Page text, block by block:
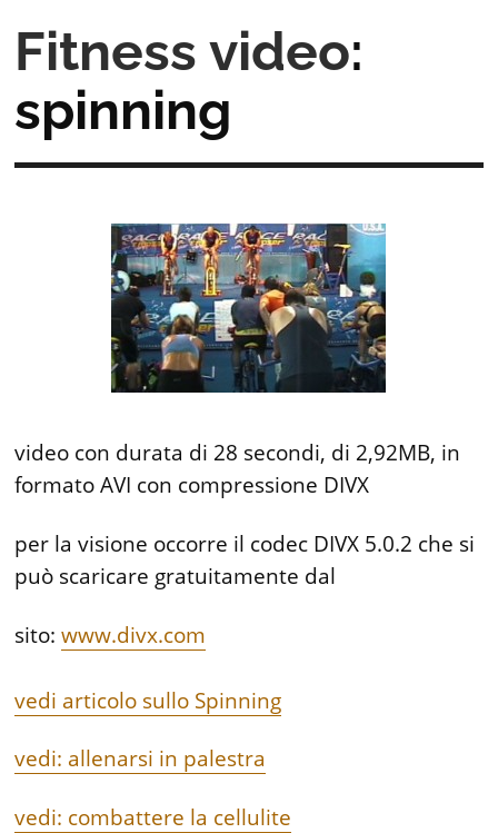
Fitness video:
spinning
video con durata di 28 secondi, di 2,92MB, in
formato AVI con compressione DIVX
per la visione occorre il codec DIVX 5.0.2 che si
può scaricare gratuitamente dal
sito:www.divx.com
vedi articolo sullo Spinning
vedi: allenarsi in palestra
vedi: combattere la cellulite